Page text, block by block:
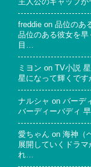
freddie on 品位のあ
品位のある彼女を
目…
ミヨン on TV小説
星になって輝くです
ナルシャ on バーデ
バーディーバディ 早
愛ちゃん on 海神（
展開していくドラ
れ…